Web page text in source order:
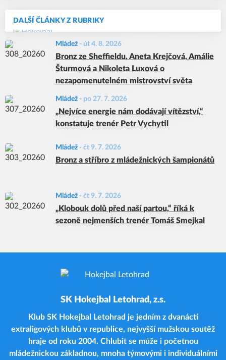
DALŠÍ ČLÁNKY Z RUBRIKY
Mládež - út 4. 8. 2026
Bronz ze Sheffieldu. Aneta Krejčová, Amálie
Šturmová a Nikoleta Luxová o
nezapomenutelném mistrovství světa
Mládež - po 27. 7. 2026
„Nejvíce energie nám dodávají vítězství,“
konstatuje trenér Petr Vychytil
Mládež - čt 9. 7. 2026
Bronz a stříbro z mládežnických šampionátů
Mládež - čt 9. 7. 2026
„Klobouk dolů před naší partou,“ říká k
sezoně nejmenších trenér Tomáš Smejkal
SK Hokejbal Letohrad, z.s.
Klub SK Hokejbal Letohrad je jedním z dvanácti
extraligových klubů v republice, nejvyšší mužskou soutěž
hraje od roku 2004. Chlubit se může i početnou
mládežnickou základnou, mnoha týmovými i individuálními